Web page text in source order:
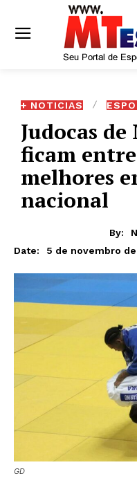
+ NOTICIAS
Judocas
ficam
melhores
nacional
By:
Date:
5 de novembro
GD